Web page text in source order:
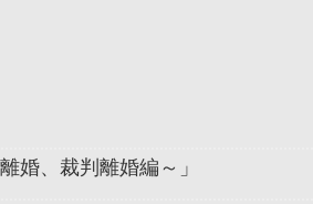
婚、裁判離婚編～」